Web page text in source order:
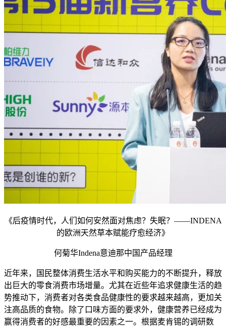
《后疫情时代，人们如何安然面对焦虑？失眠？——INDENA
的欧洲天然草本赋能疗愈经济》
何菊华Indena意迪那中国产品经理
近年来，国民整体消费生活水平和购买能力的不断提升，释放
出巨大的零食消费市场增量。尤其在近些年追求健康生活的趋
势推动下，消费者对各类食品健康性的要求越来越高，更加关
注高品质的食物。除了口味方面的要求外，健康营养已经成为
赢得消费者的好感最重要的因素之一。根据麦肯锡的调研数